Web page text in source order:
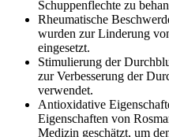
Schuppenflechte zu
Rheumatische
wurden zur Linderung
eingesetzt.
Stimulierung der
zur Verbesserung der
verwendet.
Antioxidative
Eigenschaften von
Medizin geschätzt, um